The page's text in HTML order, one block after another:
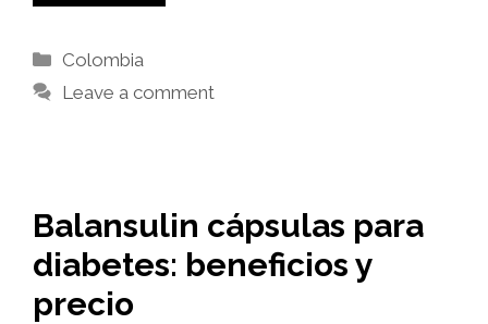
Categories
Colombia
Leave a comment
Balansulin cápsulas para
diabetes: beneficios y
precio